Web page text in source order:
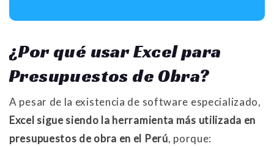
¿Por qué usar Excel para
Presupuestos de Obra?
A pesar de la existencia de software especializado,
Excel sigue siendo la herramienta más utilizada en
presupuestos de obra en el Perú, porque: